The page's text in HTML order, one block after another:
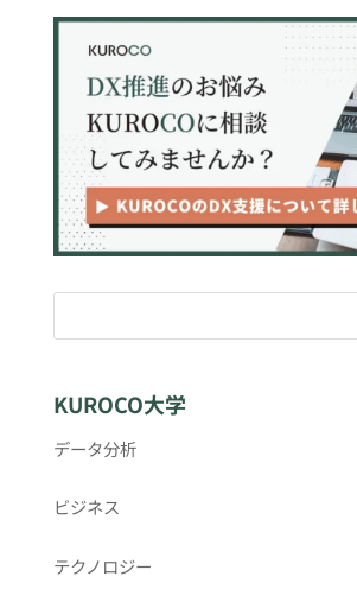
KUROCO大学
データ分析
ビジネス
テクノロジー